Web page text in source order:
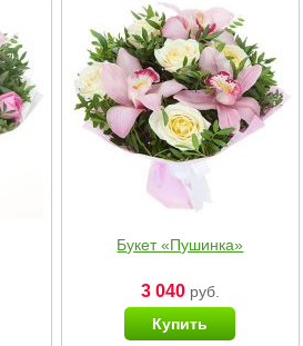
Букет «Пушинка»
3 040руб.
Купить